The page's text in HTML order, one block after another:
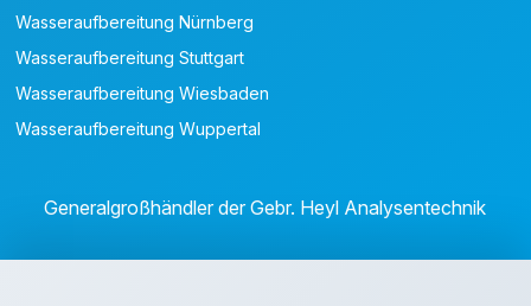
Wasseraufbereitung Nürnberg
Wasseraufbereitung Stuttgart
Wasseraufbereitung Wiesbaden
Wasseraufbereitung Wuppertal
Generalgroßhändler der Gebr. Heyl Analysentechnik